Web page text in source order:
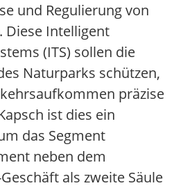
und Regulierung von
Diese Intelligent
(ITS) sollen die
Naturparks schützen,
präzise
ist dies ein
das Segment
neben dem
als zweite Säule